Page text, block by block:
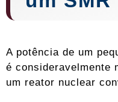
A potência de um
é consideravelmente
um reator nuclear